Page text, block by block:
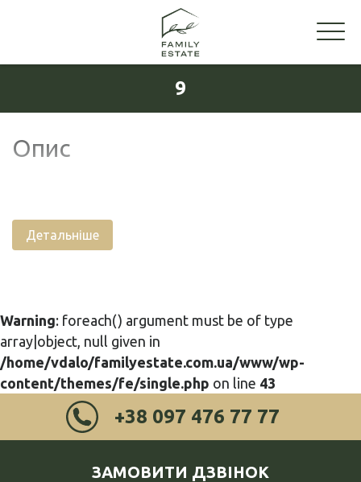
9
Опис
Детальніше
Warning: foreach() argument must be of type
array|object, null given in
/home/vdalo/familyestate.com.ua/www/wp-
content/themes/fe/single.php on line 43
+38 097 476 77 77
ЗАМОВИТИ ДЗВІНОК